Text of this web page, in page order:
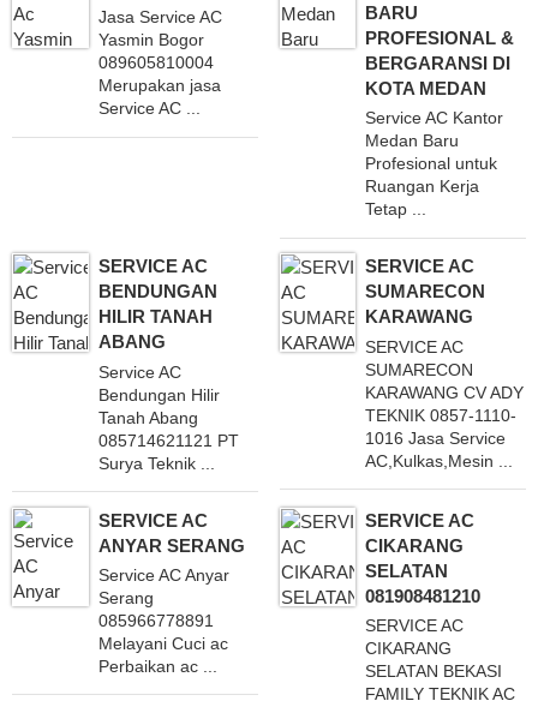
Jasa Service AC
Yasmin Bogor
089605810004
Merupakan jasa
Service AC ...
BARU
PROFESIONAL &
BERGARANSI DI
KOTA MEDAN
Service AC Kantor
Medan Baru
Profesional untuk
Ruangan Kerja
Tetap ...
SERVICE AC
BENDUNGAN
HILIR TANAH
ABANG
Service AC
Bendungan Hilir
Tanah Abang
085714621121 PT
Surya Teknik ...
SERVICE AC
SUMARECON
KARAWANG
SERVICE AC
SUMARECON
KARAWANG CV ADY
TEKNIK 0857-1110-
1016 Jasa Service
AC,Kulkas,Mesin ...
SERVICE AC
ANYAR SERANG
Service AC Anyar
Serang
085966778891
Melayani Cuci ac
Perbaikan ac ...
SERVICE AC
CIKARANG
SELATAN
081908481210
SERVICE AC
CIKARANG
SELATAN BEKASI
FAMILY TEKNIK AC